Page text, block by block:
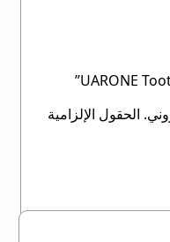
الحقول الإلزامية